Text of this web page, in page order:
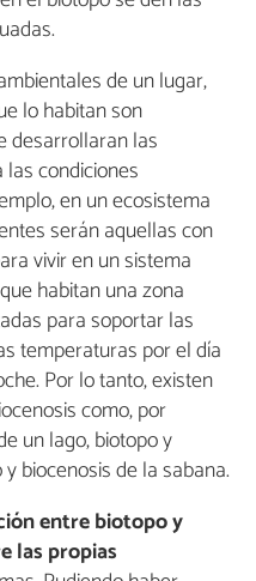
de un lugar,
lo habitan son
desarrollaran las
condiciones
en un ecosistema
serán aquellas con
vivir en un sistema
habitan una zona
para soportar las
temperaturas por el día
Por lo tanto, existen
como, por
un lago, biotopo y
biocenosis de la sabana.
entre biotopo y
las propias